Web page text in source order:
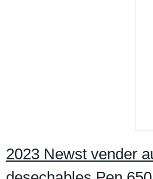
2023 Newst vender